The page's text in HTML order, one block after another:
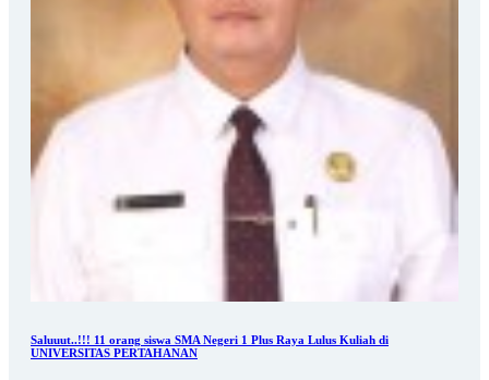
Saluuut..!!! 11 orang siswa SMA Negeri 1 Plus Raya Lulus Kuliah di
UNIVERSITAS PERTAHANAN